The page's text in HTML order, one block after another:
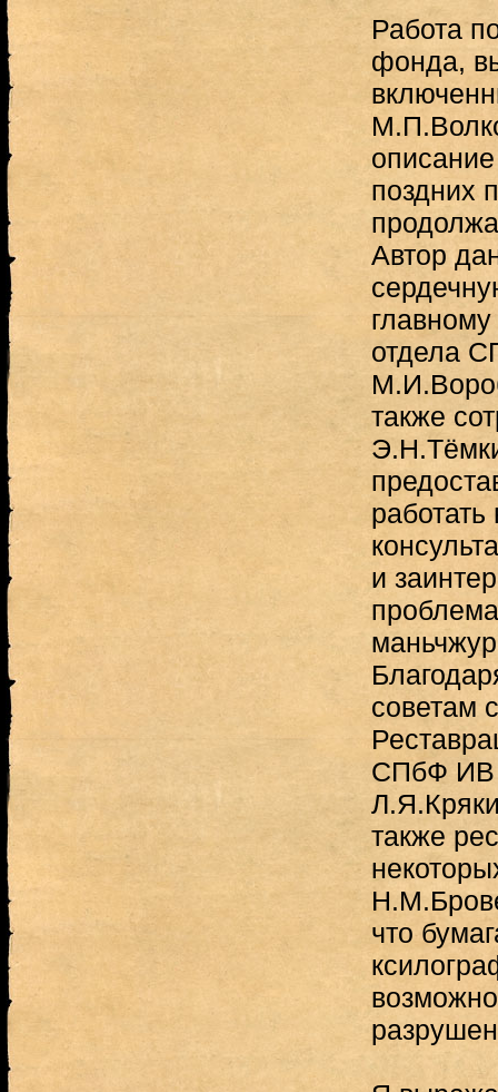
Работа
фонда,
поздних
Автор
отдела
также
и
советам
СПбФ ИВ
также
что